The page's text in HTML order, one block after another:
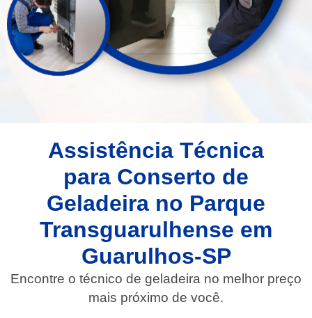
Assistência Técnica
para Conserto de
Geladeira no Parque
Transguarulhense em
Guarulhos-SP
Encontre o técnico de geladeira no melhor preço
mais próximo de você.